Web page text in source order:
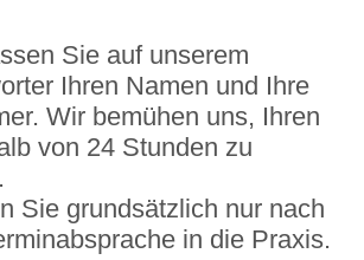
Sie auf unserem
Ihren Namen und Ihre
Wir bemühen uns, Ihren
von 24 Stunden zu
Sie grundsätzlich nur nach
in die Praxis.